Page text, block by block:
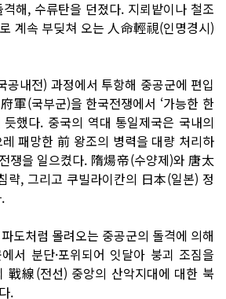
해, 수류탄을 던졌다. 지뢰밭이나 철조
계속 부딪쳐 오는 人命輕視(인명경시)
내전) 과정에서 투항해 중공군에 편입
軍(국부군)을 한국전쟁에서 ‘가능한 한
했다. 중국의 역대 통일제국은 국내의
패망한 前 왕조의 병력을 대량 처리하
쟁을 일으켰다. 隋煬帝(수양제)와 唐太
략, 그리고 쿠빌라이칸의 日本(일본) 정
도처럼 몰려오는 중공군의 돌격에 의해
서 분단·포위되어 잇달아 붕괴 조짐을
戰線(전선) 중앙의 산악지대에 대한 북
.